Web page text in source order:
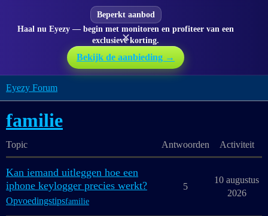
Beperkt aanbod
Haal nu Eyezy — begin met monitoren en profiteer van een
exclusieve korting.
Bekijk de aanbieding →
✕
Eyezy Forum
familie
Topic Antwoorden Activiteit
Kan iemand uitleggen hoe een
iphone keylogger precies werkt?
Opvoedingstipsfamilie
5
10 augustus
2026